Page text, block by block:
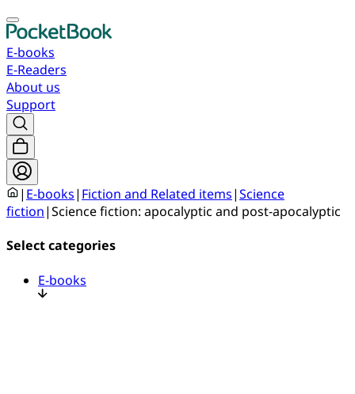
E-books
E-Readers
About us
Support
| E-books| Fiction and Related items|Science
fiction|Science fiction: apocalyptic and post-apocalyptic
Select categories
E-books